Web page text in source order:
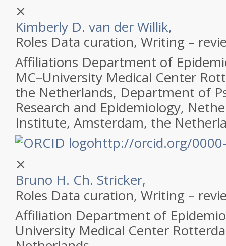
⨯
Kimberly D. van der Willik,
Roles Data curation, Writing –
Affiliations Department of
MC–University Medical Center
the Netherlands, Department of
Research and Epidemiology,
Institute, Amsterdam, the
http://orcid.org/
⨯
Bruno H. Ch. Stricker,
Roles Data curation, Writing –
Affiliation Department of
University Medical Center